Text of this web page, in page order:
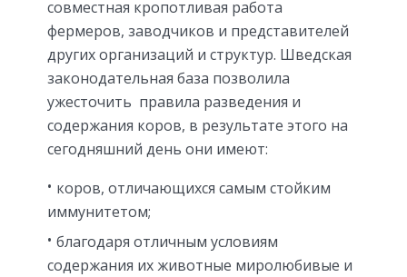
совместная кропотливая работа
фермеров, заводчиков и представителей
других организаций и структур. Шведская
законодательная база позволила
ужесточить правила разведения и
содержания коров, в результате этого на
сегодняшний день они имеют:
коров, отличающихся самым стойким
иммунитетом;
благодаря отличным условиям
содержания их животные миролюбивые и